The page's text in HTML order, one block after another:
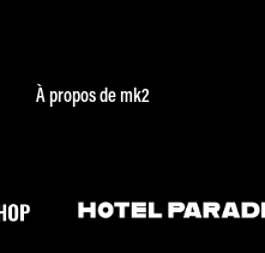
À propos de mk2